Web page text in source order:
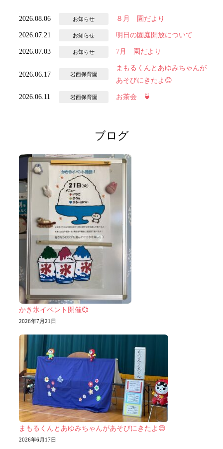
2026.08.06 お知らせ ８月 園だより
2026.07.21 お知らせ 明日の園庭開放について
2026.07.03 お知らせ 7月 園だより
2026.06.17 岩西保育園
まもるくんとあゆみちゃんが
あそびにきたよ😊
2026.06.11 岩西保育園 お茶会 🍵
ブログ
かき氷イベント開催💞
2026年7月21日
まもるくんとあゆみちゃんがあそびにきたよ😊
2026年6月17日